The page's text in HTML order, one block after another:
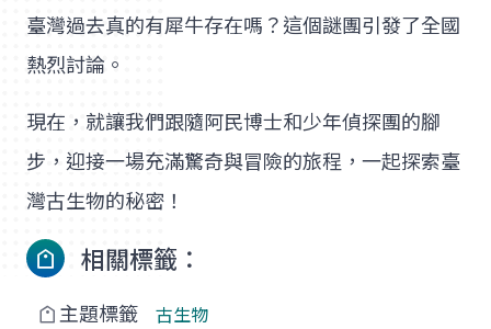
臺灣過去真的有犀牛存在嗎？這個謎團引發了全國
熱烈討論。
現在，就讓我們跟隨阿民博士和少年偵探團的腳
步，迎接一場充滿驚奇與冒險的旅程，一起探索臺
灣古生物的秘密！
相關標籤：
主題標籤 古生物